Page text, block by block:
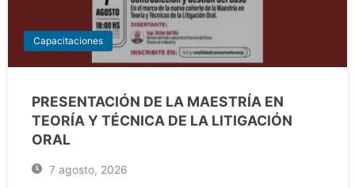
Capacitaciones
PRESENTACIÓN DE LA MAESTRÍA EN
TEORÍA Y TÉCNICA DE LA LITIGACIÓN
ORAL
7 agosto, 2026